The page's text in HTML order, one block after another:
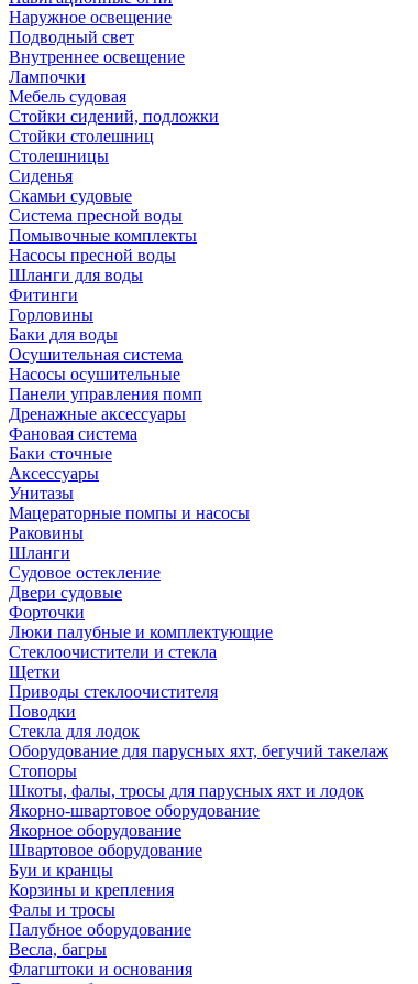
Наружное освещение
Подводный свет
Внутреннее освещение
Лампочки
Мебель судовая
Стойки сидений, подложки
Стойки столешниц
Столешницы
Сиденья
Скамьи судовые
Система пресной воды
Помывочные комплекты
Насосы пресной воды
Шланги для воды
Фитинги
Горловины
Баки для воды
Осушительная система
Насосы осушительные
Панели управления помп
Дренажные аксессуары
Фановая система
Баки сточные
Аксессуары
Унитазы
Мацераторные помпы и насосы
Раковины
Шланги
Судовое остекление
Двери судовые
Форточки
Люки палубные и комплектующие
Стеклоочистители и стекла
Щетки
Приводы стеклоочистителя
Поводки
Стекла для лодок
Оборудование для парусных яхт, бегучий такелаж
Стопоры
Шкоты, фалы, тросы для парусных яхт и лодок
Якорно-швартовое оборудование
Якорное оборудование
Швартовое оборудование
Буи и кранцы
Корзины и крепления
Фалы и тросы
Палубное оборудование
Весла, багры
Флагштоки и основания